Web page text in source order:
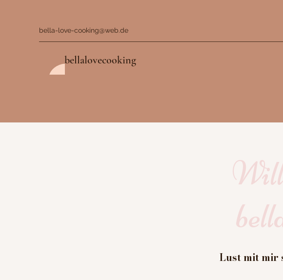
bella-love-cooking@web.de
bellalovecooking
Lust mit mir